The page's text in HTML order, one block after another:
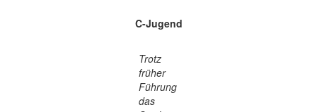
C-Jugend
Trotz
früher
Führung
das